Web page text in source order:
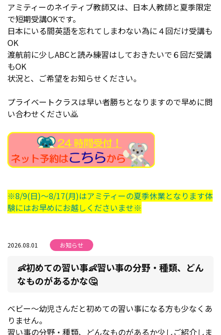
アミティーのネイティブ教師又は、日本人教師と夏季限定
で短期受講OKです。
日本にいる間英語を忘れてしまわない為に４回だけ受講も
OK
渡航前に少しABCと読み練習はしておきたいで６回だ受講
もOK
状況と、ご希望をお知らせください。
プライベートクラスは早い者勝ちとなりますので早めに問
い合わせください🙇
※8/9(日)～8/17(月)はアミティーの夏季休業となります体
験にはお早めにお越しくださいませ※
2026.08.01 お知らせ
👶初めての習い事👶習い事の分野・種類、どん
なものがあるかな🤔
ベビー～幼児さんだと初めての習い事になる方も少なくあ
りません。
習い事の分野・種類、どんなものがあるか少しご紹介しま